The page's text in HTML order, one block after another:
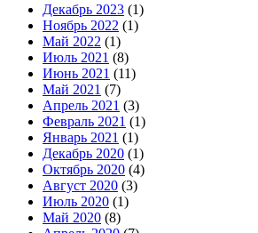
Декабрь 2023 (1)
Ноябрь 2022 (1)
Май 2022 (1)
Июль 2021 (8)
Июнь 2021 (11)
Май 2021 (7)
Апрель 2021 (3)
Февраль 2021 (1)
Январь 2021 (1)
Декабрь 2020 (1)
Октябрь 2020 (4)
Август 2020 (3)
Июль 2020 (1)
Май 2020 (8)